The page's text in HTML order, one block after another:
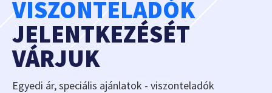
VISZONTELADÓK
JELENTKEZÉSÉT
VÁRJUK
Egyedi ár, speciális ajánlatok - viszonteladók